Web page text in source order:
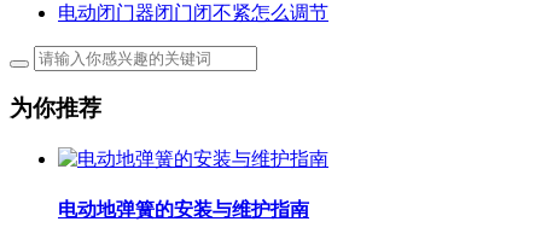
电动闭门器闭门闭不紧怎么调节
为你推荐
电动地弹簧的安装与维护指南